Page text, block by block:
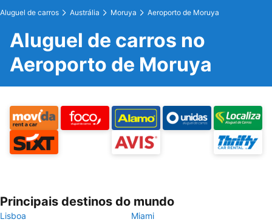
Aluguel de carros Austrália Moruya Aeroporto de Moruya
Aluguel de carros no
Aeroporto de Moruya
Principais destinos do mundo
Lisboa
Miami